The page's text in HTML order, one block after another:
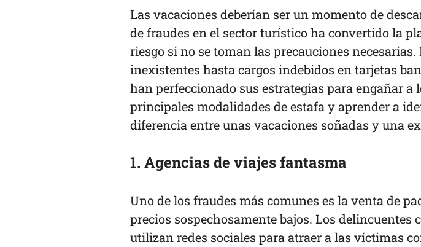
Las vacaciones deberían ser un momento de
de fraudes en el sector turístico ha convertido la
riesgo si no se toman las precauciones necesarias.
inexistentes hasta cargos indebidos en tarjetas
han perfeccionado sus estrategias para engañar a
principales modalidades de estafa y aprender a
diferencia entre unas vacaciones soñadas y una
1. Agencias de viajes fantasma
Uno de los fraudes más comunes es la venta de
precios sospechosamente bajos. Los delincuentes
utilizan redes sociales para atraer a las víctimas